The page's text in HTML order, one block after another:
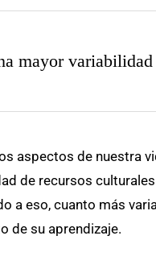
mayor
aspectos de nuestra
de recursos
a eso, cuanto más
de su aprendizaje.